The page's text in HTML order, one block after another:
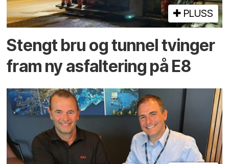
PLUSS
Stengt bru og tunnel tvinger
fram ny asfaltering på E8